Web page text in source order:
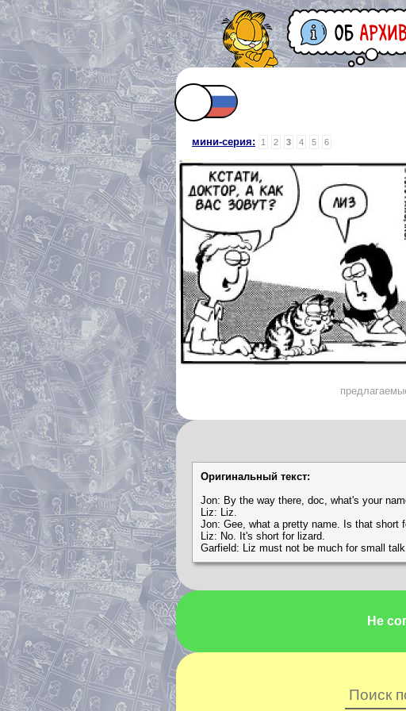
мини-серия: 1 2 3 4 5 6
Оригинальный текст:
Jon: By the way there, doc, what's your
Liz: Liz.
Jon: Gee, what a pretty name. Is that short
Liz: No. It's short for lizard.
Garfield: Liz must not be much for small talk.
Не